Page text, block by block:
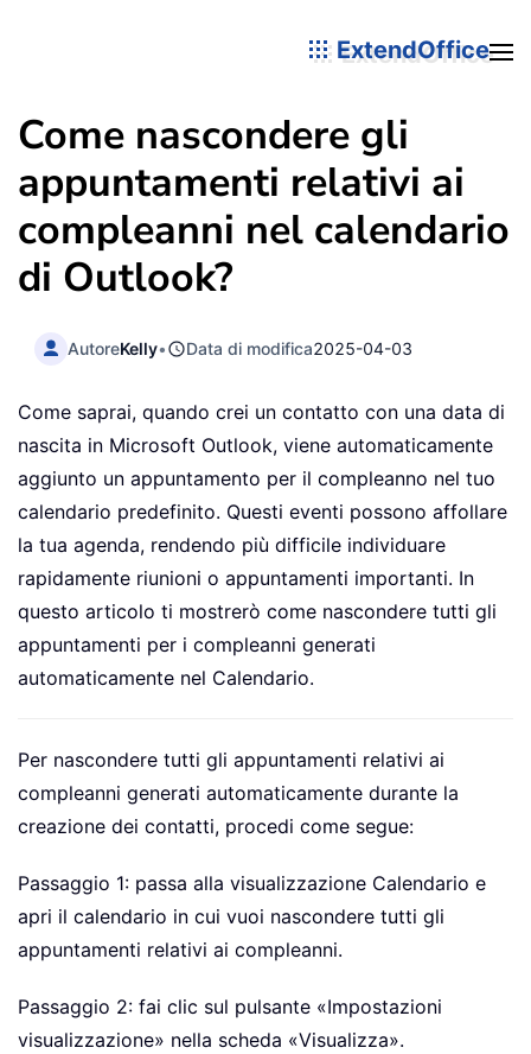
ExtendOffice
Come nascondere gli
appuntamenti relativi ai
compleanni nel calendario
di Outlook?
AutoreKelly• Data di modifica2025-04-03
Come saprai, quando crei un contatto con una data di
nascita in Microsoft Outlook, viene automaticamente
aggiunto un appuntamento per il compleanno nel tuo
calendario predefinito. Questi eventi possono affollare
la tua agenda, rendendo più difficile individuare
rapidamente riunioni o appuntamenti importanti. In
questo articolo ti mostrerò come nascondere tutti gli
appuntamenti per i compleanni generati
automaticamente nel Calendario.
Per nascondere tutti gli appuntamenti relativi ai
compleanni generati automaticamente durante la
creazione dei contatti, procedi come segue:
Passaggio 1: passa alla visualizzazione Calendario e
apri il calendario in cui vuoi nascondere tutti gli
appuntamenti relativi ai compleanni.
Passaggio 2: fai clic sul pulsante «Impostazioni
visualizzazione» nella scheda «Visualizza».